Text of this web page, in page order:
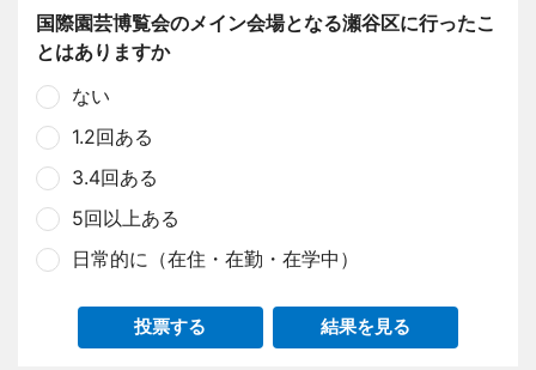
国際園芸博覧会のメイン会場となる瀬谷区に行ったこ
とはありますか
ない
1.2回ある
3.4回ある
5回以上ある
日常的に（在住・在勤・在学中）
投票する 結果を見る